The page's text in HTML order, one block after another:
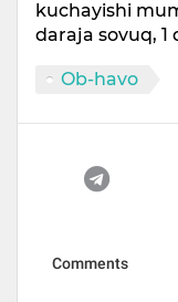
kuchayishi
daraja sovuq, 1
Ob-havo